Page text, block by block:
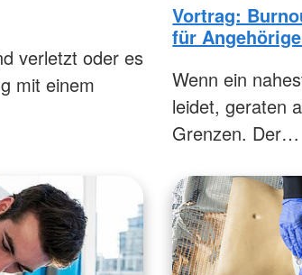
verletzt oder es
mit einem
Vortrag:
für
Wenn ein
leidet, geraten
Grenzen. Der…